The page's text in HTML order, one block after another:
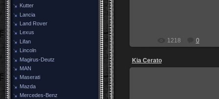
Kutter
Lancia
Land Rover
Lexus
Lifan
Lincoln
Magirus-Deutz
MAN
Maserati
Mazda
Mercedes-Benz
1218 0
Kia Cerato